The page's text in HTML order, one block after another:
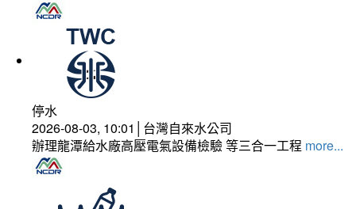
停水
2026-08-03, 10:01│台灣自來水公司
辦理龍潭給水廠高壓電氣設備檢驗 等三合一工程 more...